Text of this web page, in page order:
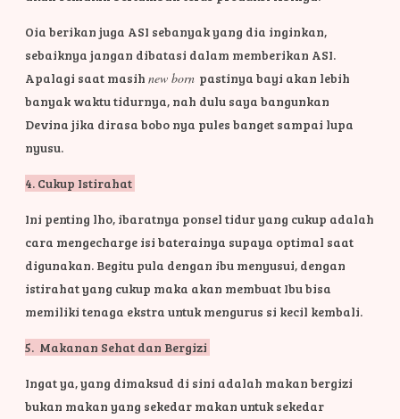
Oia berikan juga ASI sebanyak yang dia inginkan,
sebaiknya jangan dibatasi dalam memberikan ASI.
Apalagi saat masih new born pastinya bayi akan lebih
banyak waktu tidurnya, nah dulu saya bangunkan
Devina jika dirasa bobo nya pules banget sampai lupa
nyusu.
4. Cukup Istirahat
Ini penting lho, ibaratnya ponsel tidur yang cukup adalah
cara mengecharge isi baterainya supaya optimal saat
digunakan. Begitu pula dengan ibu menyusui, dengan
istirahat yang cukup maka akan membuat Ibu bisa
memiliki tenaga ekstra untuk mengurus si kecil kembali.
5. Makanan Sehat dan Bergizi
Ingat ya, yang dimaksud di sini adalah makan bergizi
bukan makan yang sekedar makan untuk sekedar